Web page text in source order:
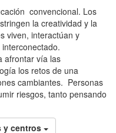
convencional. Los
la creatividad y la
viven, interactúan y
afrontar vía las
los retos de una
cambiantes. Personas
riesgos, tanto pensando
y centros